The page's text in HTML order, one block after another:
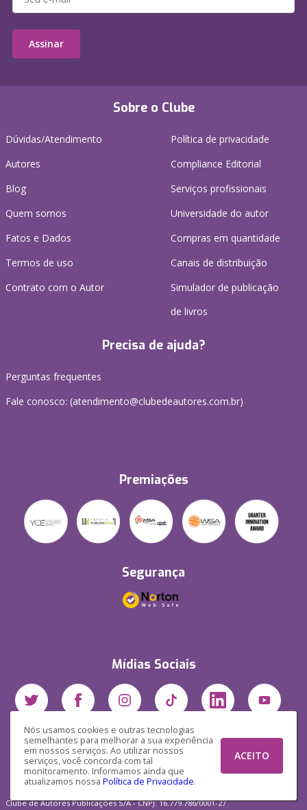
Nós usamos cookies e outras tecnologias
semelhantes para melhorar a sua experiência
em nossos serviços. Ao utilizar nossos
serviços, você concorda com tal
monitoramento. Informamos ainda que
atualizamos nossa Política de Privacidade.
ACEITO
Sobre o Clube
Dúvidas/Atendimento
Autores
Blog
Quem somos
Fatos e Dados
Termos de uso
Contrato com o Autor
Política de privacidade
Compliance Editorial
Serviços profissionais
Universidade do autor
Compras em quantidade
Canais de distribuição
Simulador de publicação
de livros
Precisa de ajuda?
Perguntas frequentes
Fale conosco: (atendimento@clubedeautores.com.br)
Premiações
Segurança
Mídias Sociais
Assinar
Clube de Autores Publicações S/A - CNPJ: 16.779.786/0001-27